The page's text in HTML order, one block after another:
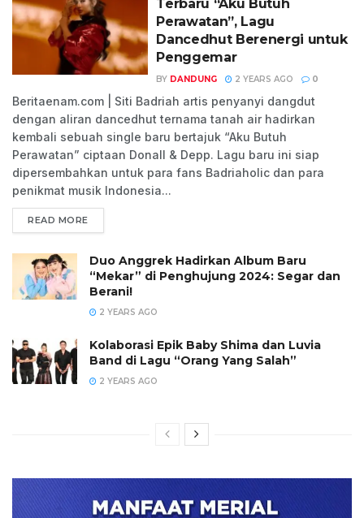
Terbaru “Aku Butuh
Perawatan”, Lagu
Dancedhut Berenergi untuk
Penggemar
BY DANDUNG 2 YEARS AGO 0
Beritaenam.com | Siti Badriah artis penyanyi dangdut
dengan aliran dancedhut ternama tanah air hadirkan
kembali sebuah single baru bertajuk “Aku Butuh
Perawatan” ciptaan Donall & Depp. Lagu baru ini siap
dipersembahkan untuk para fans Badriaholic dan para
penikmat musik Indonesia...
READ MORE
Duo Anggrek Hadirkan Album Baru
“Mekar” di Penghujung 2024: Segar dan
Berani!
2 YEARS AGO
Kolaborasi Epik Baby Shima dan Luvia
Band di Lagu “Orang Yang Salah”
2 YEARS AGO